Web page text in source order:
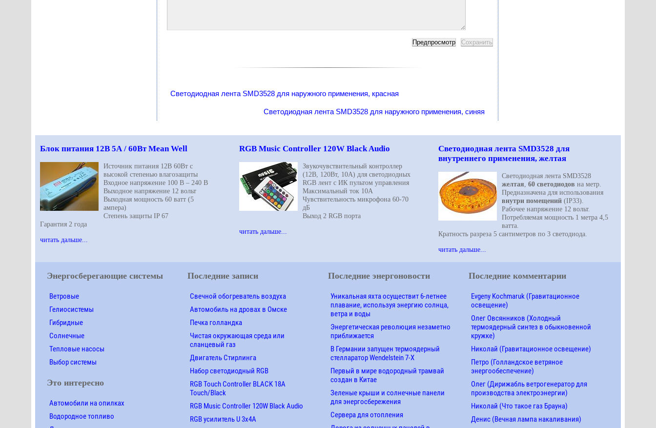
Светодиодная лента SMD3528 для наружного применения, красная
Светодиодная лента SMD3528 для наружного применения, синяя
Блок питания 12В 5А / 60Вт Mean Well
Источник питания 12В 60Вт с
высокой степенью влагозащиты
Входное напряжение 100 В – 240 В
Выходное напряжение 12 вольт
Выходная мощность 60 ватт (5
ампера)
Степень защиты IP 67
Гарантия 2 года
читать дальше...
RGB Music Controller 120W Black Audio
Звукочувствительный контроллер
(12В, 120Вт, 10A) для светодиодных
RGB лент с ИК пультом управления
Максимальный ток 10А
Чувствительность микрофона 60-70
дБ
Выход 2 RGB порта
читать дальше...
Светодиодная лента SMD3528 для
внутреннего применения, желтая
Светодиодная лента SMD3528
желтая, 60 светодиодов на метр.
Предназначена для использования
внутри помещений (IP33).
Рабочее напряжение 12 вольт.
Потребляемая мощность 1 метра 4,5
ватта.
Кратность разреза 5 сантиметров по 3 светодиода.
читать дальше...
Энергосберегающие системы
Ветровые
Гелиосистемы
Гибридные
Солнечные
Тепловые насосы
Выбор системы
Это интересно
Автомобили на опилках
Водородное топливо
Последние записи
Свечной обогреватель воздуха
Автомобиль на дровах в Омске
Печка голландка
Чистая окружающая среда или
сланцевый газ
Двигатель Стирлинга
Набор светодиодный RGB
RGB Touch Controller BLACK 18A
Touch/Black
RGB Music Controller 120W Black Audio
RGB усилитель U 3х4A
Последние энергоновости
Уникальная яхта осуществит 6-летнее
плавание, используя энергию солнца,
ветра и воды
Энергетическая революция незаметно
приближается
В Германии запущен термоядерный
стелларатор Wendelstein 7-X
Первый в мире водородный трамвай
создан в Китае
Зеленые крыши и солнечные панели
для энергосбережения
Сервера для отопления
Последние комментарии
Evgeny Kochmaruk (Гравитационное
освещение)
Олег Овсянников (Холодный
термоядерный синтез в обыкновенной
кружке)
Николай (Гравитационное освещение)
Петро (Голландское ветряное
энергообеспечение)
Олег (Дирижабль ветрогенератор для
производства электроэнергии)
Николай (Что такое газ Брауна)
Денис (Вечная лампа накаливания)